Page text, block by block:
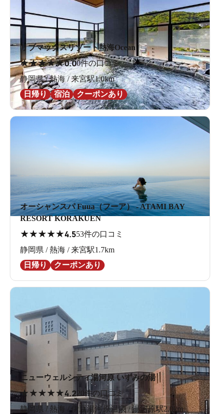
リブマックスリゾート熱海Ocean
★★★★★0.00件の口コミ
静岡県 / 熱海 / 来宮駅1.0km
日帰り
宿泊 クーポンあり
オーシャンスパ Fuua（フーア） - ATAMI BAY
RESORT KORAKUEN
★★★★★4.553件の口コミ
静岡県 / 熱海 / 来宮駅1.7km
日帰り
クーポンあり
ニューウェルシティ湯河原 いずみの湯
★★★★★4.2 20件の口コミ
静岡県 / 熱海 / 伊豆湯河原温泉 / 湯河原駅2.0km